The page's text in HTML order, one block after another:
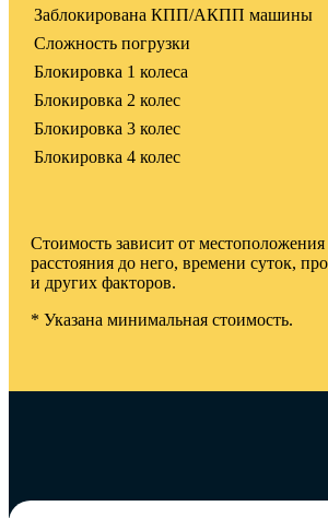
Заблокирована КПП/АКПП машины
Сложность погрузки
Блокировка 1 колеса
Блокировка 2 колес
Блокировка 3 колес
Блокировка 4 колес
Стоимость зависит от
расстояния до него, времени суток,
и других факторов.
* Указана минимальная стоимость.